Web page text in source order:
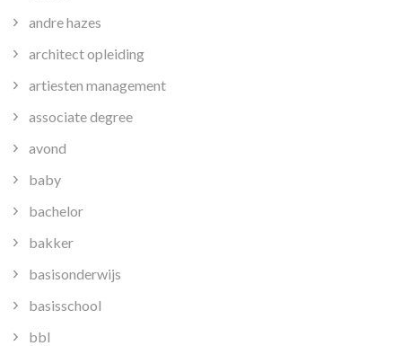
andre hazes
architect opleiding
artiesten management
associate degree
avond
baby
bachelor
bakker
basisonderwijs
basisschool
bbl